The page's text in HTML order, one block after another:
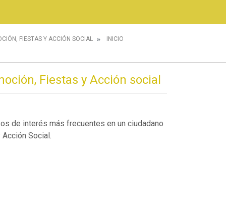
FIESTAS Y ACCIÓN SOCIAL
INICIO
Fiestas y Acción social
de interés más frecuentes en un ciudadano
Social.